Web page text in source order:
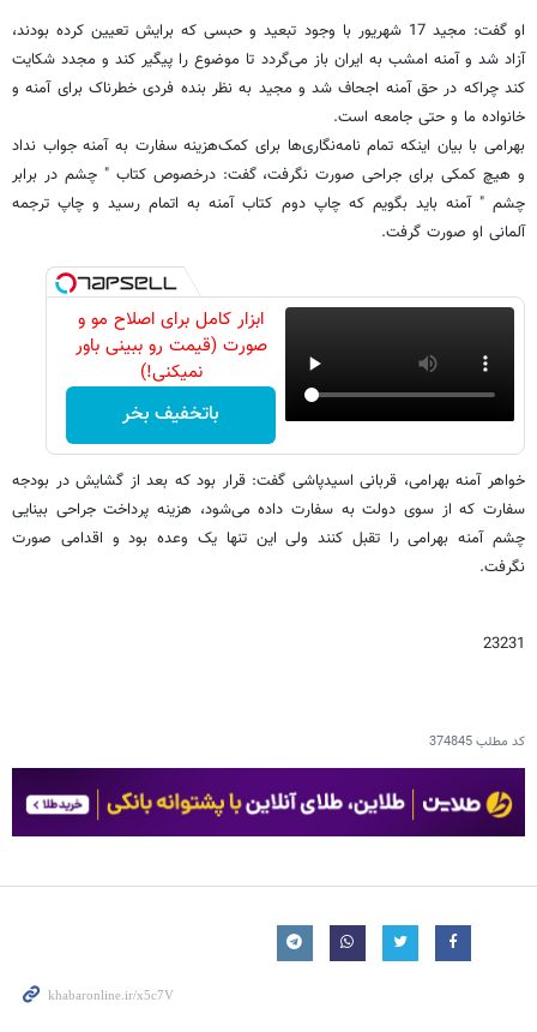
او گفت: مجید 17 شهریور با وجود تبعید و حبسی که برایش تعیین کرده بودند،
آزاد شد و آمنه امشب به ایران باز می‌گردد تا موضوع را پیگیر کند و مجدد شکایت
کند چراکه در حق آمنه اجحاف شد و مجید به نظر بنده فردی خطرناک برای آمنه و
خانواده‌ ما و حتی جامعه است.
بهرامی با بیان اینکه تمام نامه‌نگاری‌ها برای کمک‌هزینه سفارت به آمنه جواب نداد
و هیچ کمکی برای جراحی صورت نگرفت، گفت: درخصوص کتاب " چشم در برابر
چشم " آمنه باید بگویم که چاپ دوم کتاب آمنه به اتمام رسید و چاپ ترجمه
آلمانی او صورت گرفت.
ابزار کامل برای اصلاح مو و
صورت (قیمت رو ببینی باور
نمیکنی!)
باتخفیف بخر
خواهر آمنه بهرامی، قربانی اسید‌پاشی گفت: قرار بود که بعد از گشایش در بودجه
سفارت که از سوی دولت به سفارت داده می‌شود، هزینه پرداخت جراحی بینایی
چشم آمنه بهرامی را تقبل کنند ولی این تنها یک وعده بود و اقدامی صورت
نگرفت.
23231
کد مطلب374845